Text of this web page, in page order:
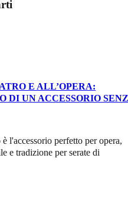
E ALL’OPERA:
DI UN ACCESSORIO
l'accessorio perfetto per opera,
e tradizione per serate di